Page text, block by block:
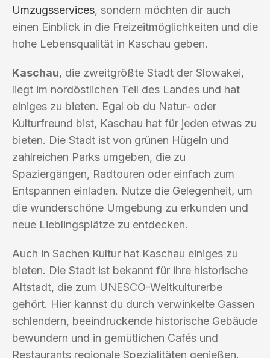
Umzugsservices, sondern möchten dir auch
einen Einblick in die Freizeitmöglichkeiten und die
hohe Lebensqualität in Kaschau geben.
Kaschau, die zweitgrößte Stadt der Slowakei,
liegt im nordöstlichen Teil des Landes und hat
einiges zu bieten. Egal ob du Natur- oder
Kulturfreund bist, Kaschau hat für jeden etwas zu
bieten. Die Stadt ist von grünen Hügeln und
zahlreichen Parks umgeben, die zu
Spaziergängen, Radtouren oder einfach zum
Entspannen einladen. Nutze die Gelegenheit, um
die wunderschöne Umgebung zu erkunden und
neue Lieblingsplätze zu entdecken.
Auch in Sachen Kultur hat Kaschau einiges zu
bieten. Die Stadt ist bekannt für ihre historische
Altstadt, die zum UNESCO-Weltkulturerbe
gehört. Hier kannst du durch verwinkelte Gassen
schlendern, beeindruckende historische Gebäude
bewundern und in gemütlichen Cafés und
Restaurants regionale Spezialitäten genießen.